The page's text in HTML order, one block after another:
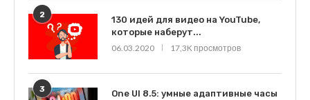
2
130 идей для видео на YouTube,
которые наберут...
06.03.2020
17,3K просмотров
3
One UI 8.5: умные адаптивные часы